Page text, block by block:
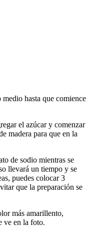
hasta que comience
el azúcar y comenzar
madera para que en la
de sodio mientras se
llevará un tiempo y se
puedes colocar 3
que la preparación se
más amarillento,
ve en la foto.